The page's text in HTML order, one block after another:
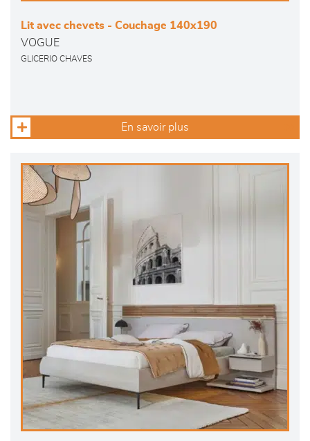
Lit avec chevets - Couchage 140x190
VOGUE
GLICERIO CHAVES
En savoir plus